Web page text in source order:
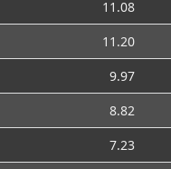
11.08
11.20
9.97
8.82
7.23